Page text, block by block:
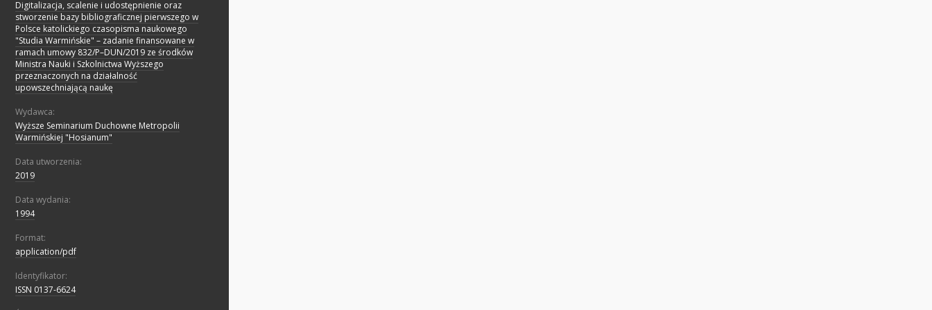
Digitalizacja, scalenie i udostępnienie oraz
stworzenie bazy bibliograficznej pierwszego w
Polsce katolickiego czasopisma naukowego
"Studia Warmińskie" – zadanie finansowane w
ramach umowy 832/P–DUN/2019 ze środków
Ministra Nauki i Szkolnictwa Wyższego
przeznaczonych na działalność
upowszechniającą naukę
Wydawca:
Wyższe Seminarium Duchowne Metropolii
Warmińskiej "Hosianum"
Data utworzenia:
2019
Data wydania:
1994
Format:
application/pdf
Identyfikator:
ISSN 0137-6624